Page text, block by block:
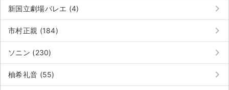
チケットジャムの取り組み
音楽情報
新国立劇場バレエ (4) keyboard_arrow_right
市村正親 (184) keyboard_arrow_right
ソニン (230) keyboard_arrow_right
柚希礼音 (55) keyboard_arrow_right